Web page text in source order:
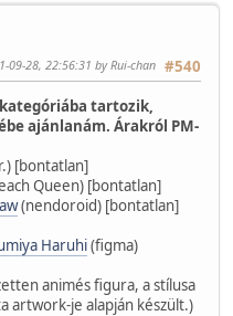
#540
09-28, 22:56:31 by Rui-chan
kategóriába tartozik,
ajánlanám. Árakról PM-
[bontatlan]
Queen) [bontatlan]
(nendoroid) [bontatlan]
Haruhi(figma)
animés figura, a stílusa
artwork-je alapján készült.)